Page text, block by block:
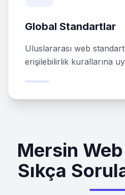
Global Standartlar
Uluslararası web
erişilebilirlik kurallarına
Mersin
Sıkça